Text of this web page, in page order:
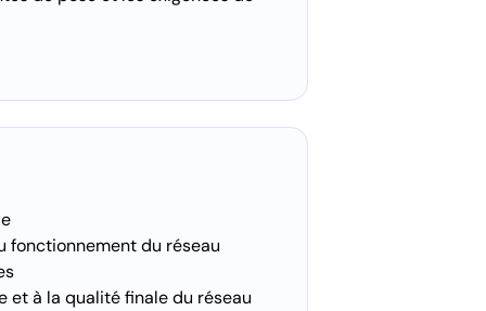
fonctionnement du réseau
et à la qualité finale du réseau